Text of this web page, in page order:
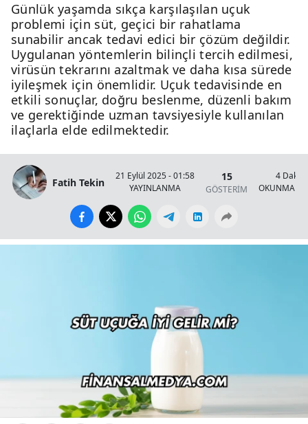
Günlük yaşamda sıkça karşılaşılan uçuk
problemi için süt, geçici bir rahatlama
sunabilir ancak tedavi edici bir çözüm değildir.
Uygulanan yöntemlerin bilinçli tercih edilmesi,
virüsün tekrarını azaltmak ve daha kısa sürede
iyileşmek için önemlidir. Uçuk tedavisinde en
etkili sonuçlar, doğru beslenme, düzenli bakım
ve gerektiğinde uzman tavsiyesiyle kullanılan
ilaçlarla elde edilmektedir.
Fatih Tekin
21 Eylül 2025 - 01:58
YAYINLANMA
15
GÖSTERİM
4 Dakika
OKUNMA